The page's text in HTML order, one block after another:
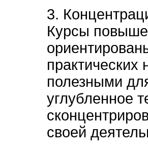
3.
Курсы
полезными
углубленное
своей